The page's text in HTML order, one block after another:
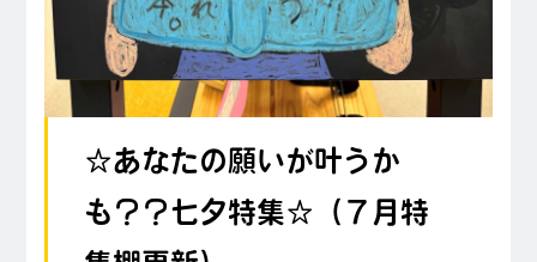
☆あなたの願いが叶うか
も？？七夕特集☆（７月特